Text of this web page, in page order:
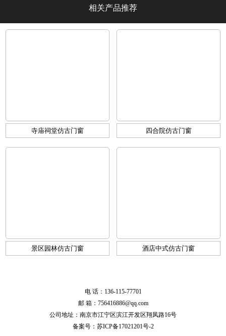
相关产品推荐
寺庙祠堂仿古门窗 四合院仿古门窗
景区园林仿古门窗 酒店中式仿古门窗
电 话：136-115-77701
邮 箱：756416886@qq.com
公司地址：南京市江宁区滨江开发区翔凤路16号
备案号： 苏ICP备17021201号-2